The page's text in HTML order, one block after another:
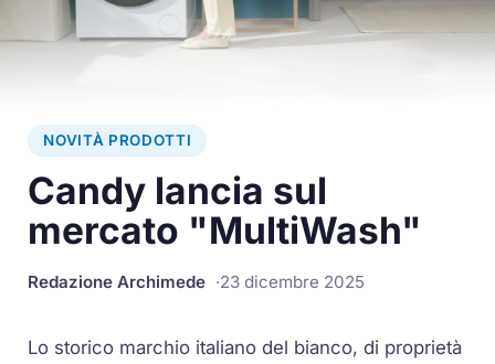
NOVITÀ PRODOTTI
Candy lancia sul
mercato "MultiWash"
Redazione Archimede 23 dicembre 2025
Lo storico marchio italiano del bianco, di proprietà